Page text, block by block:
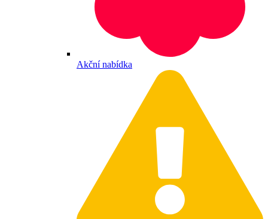
Akční nabídka